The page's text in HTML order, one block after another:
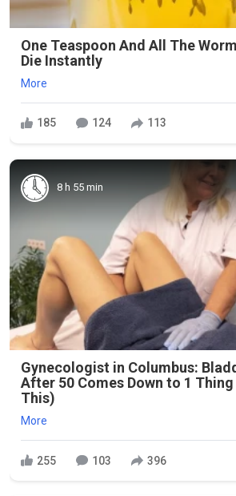
One Teaspoon And All The
Die Instantly
More
185 124 113
8 h 55 min
Gynecologist in Columbus:
After 50 Comes Down to 1
This)
More
255 103 396